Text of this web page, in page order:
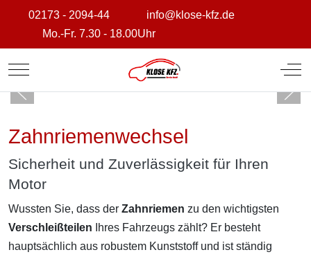
02173 - 2094-44
info@klose-kfz.de
Mo.-Fr. 7.30 - 18.00Uhr
Mobile Menu Toggle Off-
Zahnriemenwechsel
Sicherheit und Zuverlässigkeit für Ihren
Motor
Wussten Sie, dass der Zahnriemen zu den wichtigsten
Verschleißteilen Ihres Fahrzeugs zählt? Er besteht
hauptsächlich aus robustem Kunststoff und ist ständig